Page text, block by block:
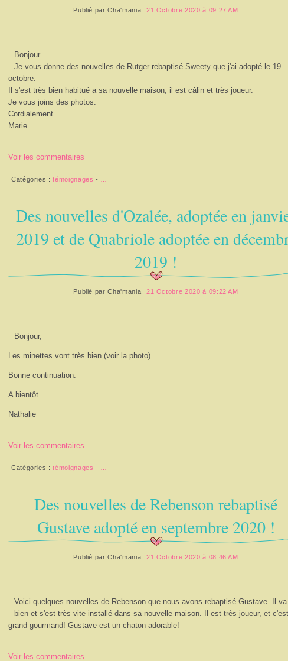
Publié parCha'mania 21 Octobre 2020 à 09:27 AM
Bonjour
Je vous donne des nouvelles de Rutger rebaptisé Sweety que j'ai adopté le 19
octobre.
Il s'est très bien habitué a sa nouvelle maison, il est câlin et très joueur.
Je vous joins des photos.
Cordialement.
Marie
Voir les commentaires
Catégories :témoignages -
Des nouvelles d'Ozalée, adoptée en
2019 et de Quabriole adoptée en
2019 !
Publié parCha'mania 21 Octobre 2020 à 09:22 AM
Bonjour,
Les minettes vont très bien (voir la photo).
Bonne continuation.
A bientôt
Nathalie
Voir les commentaires
Catégories :témoignages -
Des nouvelles de Rebenson rebaptisé
Gustave adopté en septembre 2020 !
Publié parCha'mania 21 Octobre 2020 à 08:46 AM
Voici quelques nouvelles de Rebenson que nous avons rebaptisé Gustave. Il
bien et s'est très vite installé dans sa nouvelle maison. Il est très joueur, et
grand gourmand! Gustave est un chaton adorable!
Voir les commentaires